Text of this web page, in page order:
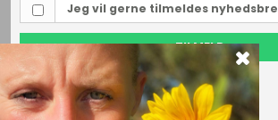
Jeg vil gerne tilmeldes
TILMELD
Outdoor i Centrum